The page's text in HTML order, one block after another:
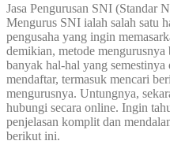
Jasa Pengurusan SNI (Standar
Mengurus SNI ialah salah satu
pengusaha yang ingin
demikian, metode
banyak hal-hal yang
mendaftar, termasuk mencari
mengurusnya. Untungnya,
hubungi secara online. Ingin
penjelasan komplit dan
berikut ini.